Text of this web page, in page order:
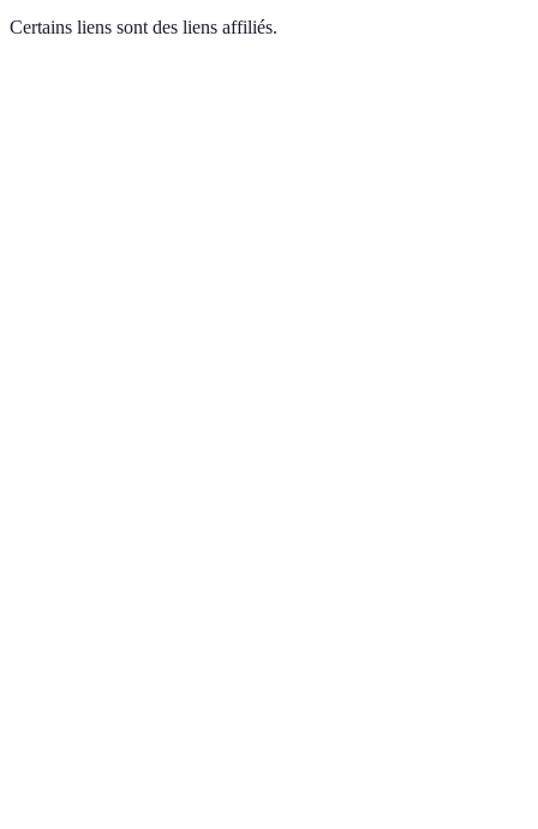
Certains liens sont des liens affiliés.